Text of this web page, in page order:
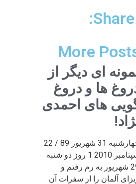
Share:
More
ای دیگر از
ها و دروغ
های احمدی
چهارشنبه 31 شهریور 89 / 22
سپتامبر 2010 1 روز دو شنبه
29 شهریور به رم رفتم و
آلمان را از سفرات آن